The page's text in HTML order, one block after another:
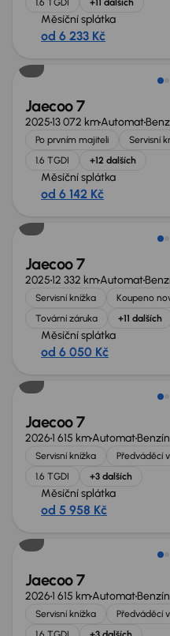
Měsíční splátka
od 6 233 Kč
Zlevněno o 10 000 Kč
Jaecoo 7
202513 072 kmAutomat
Po prvním majiteli Servisní
1.6 TGDI
+12 dalších
Měsíční splátka
od 6 142 Kč
Ušetříte 189 000 Kč
Jaecoo 7
202512 332 kmAutomat
Servisní knížka Koupeno
Tovární záruka
+11 dalších
Měsíční splátka
od 6 050 Kč
Nově v nabídce
Jaecoo 7
20261 615 kmAutomatBenzín
Servisní knížka Předváděcí
1.6 TGDI
+3 dalších
Měsíční splátka
od 5 958 Kč
Nově v nabídce
Jaecoo 7
20261 615 kmAutomatBenzín
Servisní knížka Předváděcí